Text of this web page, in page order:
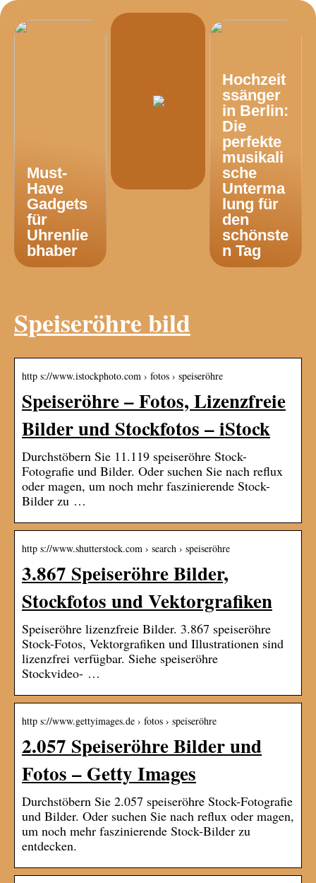
Must-
Have
Gadgets
für
Uhrenlie
bhaber
Hochzeit
ssänger
in Berlin:
Die
perfekte
musikali
sche
Unterma
lung für
den
schönste
n Tag
Speiseröhre bild
http s://www.istockphoto.com › fotos › speiseröhre
Speiseröhre – Fotos, Lizenzfreie
Bilder und Stockfotos – iStock
Durchstöbern Sie 11.119 speiseröhre Stock-
Fotografie und Bilder. Oder suchen Sie nach reflux
oder magen, um noch mehr faszinierende Stock-
Bilder zu …
http s://www.shutterstock.com › search › speiseröhre
3.867 Speiseröhre Bilder,
Stockfotos und Vektorgrafiken
Speiseröhre lizenzfreie Bilder. 3.867 speiseröhre
Stock-Fotos, Vektorgrafiken und Illustrationen sind
lizenzfrei verfügbar. Siehe speiseröhre
Stockvideo- …
http s://www.gettyimages.de › fotos › speiseröhre
2.057 Speiseröhre Bilder und
Fotos – Getty Images
Durchstöbern Sie 2.057 speiseröhre Stock-Fotografie
und Bilder. Oder suchen Sie nach reflux oder magen,
um noch mehr faszinierende Stock-Bilder zu
entdecken.